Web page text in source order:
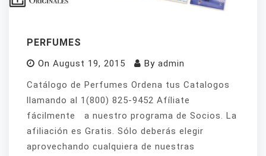
PERFUMES
On August 19, 2015 By admin
Catálogo de Perfumes Ordena tus Catalogos
llamando al 1(800) 825-9452 Afíliate
fácilmente a nuestro programa de Socios. La
afiliación es Gratis. Sólo deberás elegir
aprovechando cualquiera de nuestras